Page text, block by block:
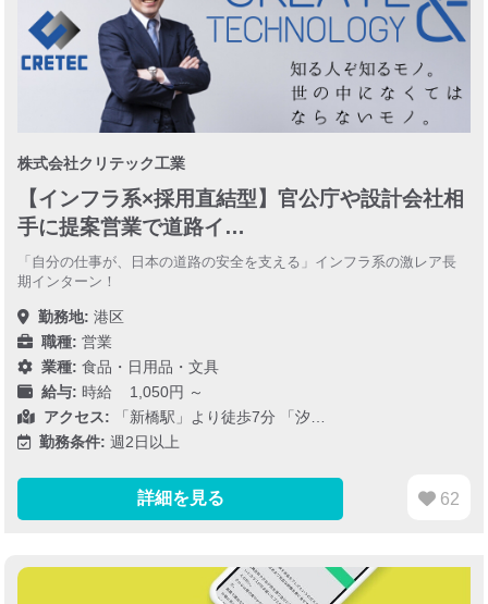
株式会社クリテック工業
【インフラ系×採用直結型】官公庁や設計会社相
手に提案営業で道路イ…
「自分の仕事が、日本の道路の安全を支える」インフラ系の激レア長
期インターン！
勤務地: 港区
職種: 営業
業種: 食品・日用品・文具
給与: 時給 1,050円 ～
アクセス:
「新橋駅」より徒歩7分 「汐…
勤務条件: 週2日以上
詳細を見る 62